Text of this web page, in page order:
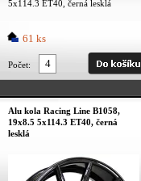
5x114.3 ET40, černá lesklá
61 ks
Počet:
Alu kola Racing Line B1058,
19x8.5 5x114.3 ET40, černá
lesklá